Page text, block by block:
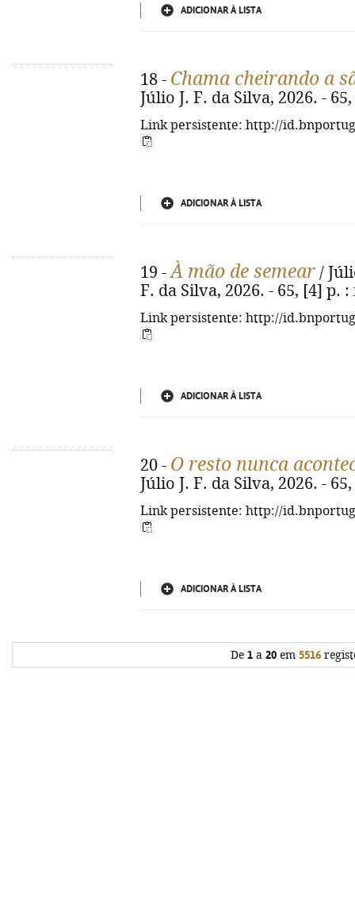
ADICIONAR À LISTA
18 - Chama cheirando a
Júlio J. F. da Silva, 2026. -
Link persistente: http://
ADICIONAR À LISTA
19 -À mão de semear /
F. da Silva, 2026. - 65, [4] p.
Link persistente: http://
ADICIONAR À LISTA
20 - O resto nunca
Júlio J. F. da Silva, 2026. -
Link persistente: http://
ADICIONAR À LISTA
De 1a 20em 5516